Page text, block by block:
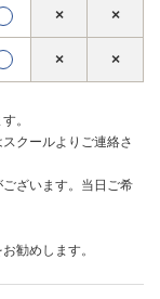
×
×
×
×
。
クールよりご連絡さ
ざいます。当日ご希
勧めします。